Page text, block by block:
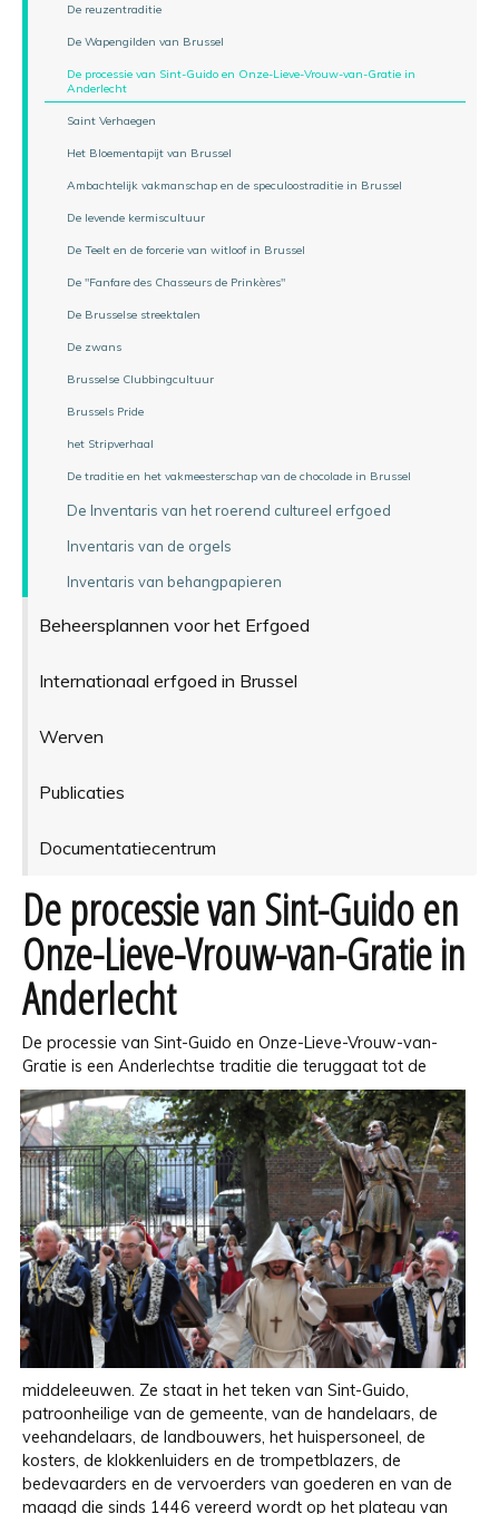
De reuzentraditie
De Wapengilden van Brussel
De processie van Sint-Guido en Onze-Lieve-Vrouw-van-Gratie in
Anderlecht
Saint Verhaegen
Het Bloementapijt van Brussel
Ambachtelijk vakmanschap en de speculoostraditie in Brussel
De levende kermiscultuur
De Teelt en de forcerie van witloof in Brussel
De "Fanfare des Chasseurs de Prinkères"
De Brusselse streektalen
De zwans
Brusselse Clubbingcultuur
Brussels Pride
het Stripverhaal
De traditie en het vakmeesterschap van de chocolade in Brussel
De Inventaris van het roerend cultureel erfgoed
Inventaris van de orgels
Inventaris van behangpapieren
Beheersplannen voor het Erfgoed
Internationaal erfgoed in Brussel
Werven
Publicaties
Documentatiecentrum
De processie van Sint-Guido en
Onze-Lieve-Vrouw-van-Gratie in
Anderlecht
De processie van Sint-Guido en Onze-Lieve-Vrouw-van-
Gratie is een Anderlechtse traditie die teruggaat tot de
middeleeuwen. Ze staat in het teken van Sint-Guido,
patroonheilige van de gemeente, van de handelaars, de
veehandelaars, de landbouwers, het huispersoneel, de
kosters, de klokkenluiders en de trompetblazers, de
bedevaarders en de vervoerders van goederen en van de
maagd die sinds 1446 vereerd wordt op het plateau van